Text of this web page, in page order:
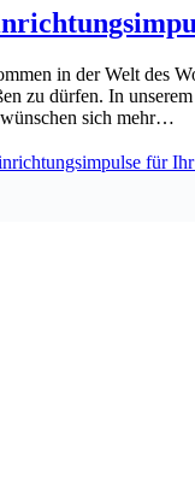
in der Welt des
zu dürfen. In
sich mehr…
für